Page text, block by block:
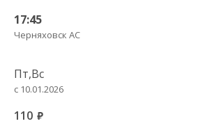
17:45
Черняховск АС
Пт,Вс
с 10.01.2026
110 руб.